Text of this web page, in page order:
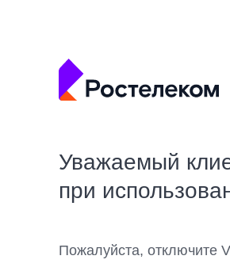
Уважаемый
при
Пожалуйста, отключите